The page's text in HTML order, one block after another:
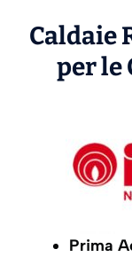
Caldaie
per le
Prima